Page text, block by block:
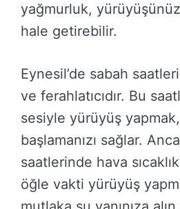
yağmurluk,
hale getirebilir.
Eynesil’de sabah
ve ferahlatıcıdır. Bu
sesiyle yürüyüş
başlamanızı sağlar.
saatlerinde hava
öğle vakti yürüyüş